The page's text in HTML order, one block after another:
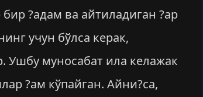
?адам ва айтиладиган ?ар
учун бўлса керак,
Ушбу муносабат ила келажак
?ам кўпайган. Айни?са,